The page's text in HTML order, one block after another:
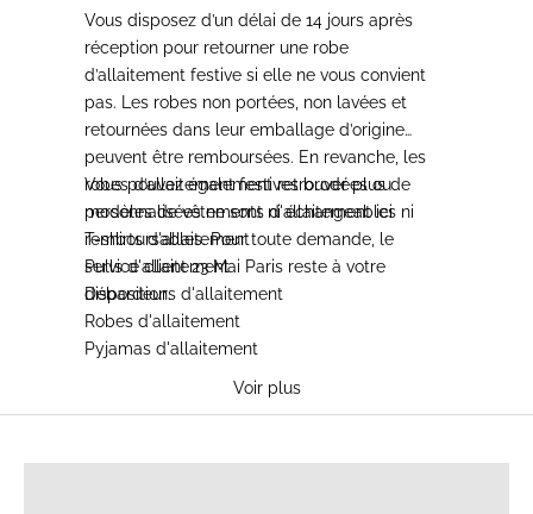
Vous disposez d’un délai de 14 jours après
réception pour retourner une robe
d’allaitement festive si elle ne vous convient
pas. Les robes non portées, non lavées et
retournées dans leur emballage d’origine
peuvent être remboursées. En revanche, les
robes d’allaitement festives brodées ou
personnalisées ne sont ni échangeables ni
remboursables. Pour toute demande, le
service client 23 Mai Paris reste à votre
disposition.
Vous pouvez également retrouver plus de
modèles de vêtements d'allaitement ici
T-shirts d'allaitement
Pulls d'allaitement
Débardeurs d'allaitement
Robes d'allaitement
Pyjamas d'allaitement
Voir plus